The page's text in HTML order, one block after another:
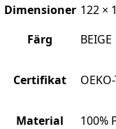
Dimensioner 122 ×
Färg
BEIGE
Certifikat
Material 100%